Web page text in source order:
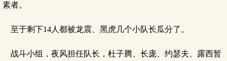
素者。
至于剩下14人都被龙震、黑虎几个小队长瓜分了。
战斗小组，夜风担任队长，杜子腾、长庞、约瑟夫、露西暂